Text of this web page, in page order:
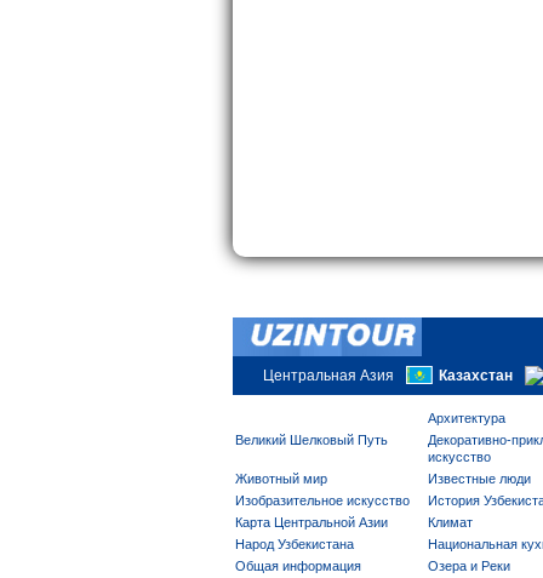
Центральная Азия Казахстан
Архитектура
Великий Шелковый Путь
Декоративно-
искусство
Животный мир
Известные люди
Изобразительное искусство
История
Карта Центральной Азии
Климат
Народ Узбекистана
Национальная
Общая информация
Озера и Реки